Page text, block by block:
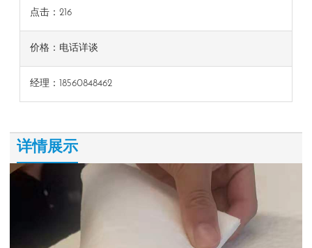
点击： 216
价格：电话详谈
经理：18560848462
详情展示